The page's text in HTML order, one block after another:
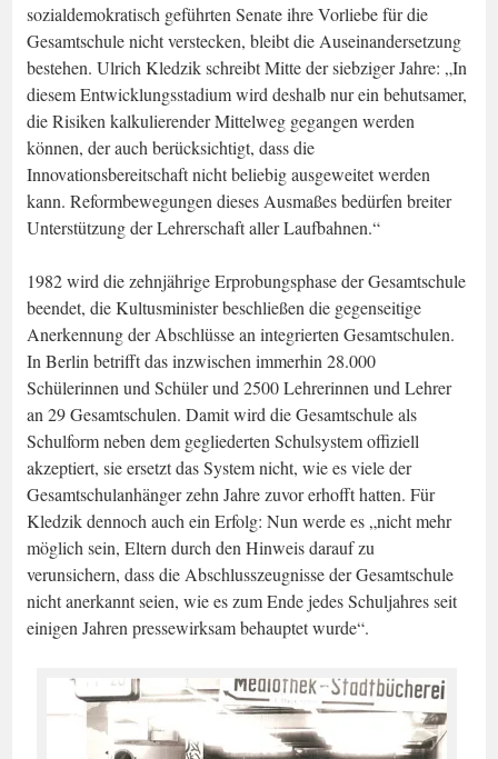
sozialdemokratisch geführten Senate ihre Vorliebe für die
Gesamtschule nicht verstecken, bleibt die Auseinandersetzung
bestehen. Ulrich Kledzik schreibt Mitte der siebziger Jahre: „In
diesem Entwicklungsstadium wird deshalb nur ein behutsamer,
die Risiken kalkulierender Mittelweg gegangen werden
können, der auch berücksichtigt, dass die
Innovationsbereitschaft nicht beliebig ausgeweitet werden
kann. Reformbewegungen dieses Ausmaßes bedürfen breiter
Unterstützung der Lehrerschaft aller Laufbahnen.“
1982 wird die zehnjährige Erprobungsphase der Gesamtschule
beendet, die Kultusminister beschließen die gegenseitige
Anerkennung der Abschlüsse an integrierten Gesamtschulen.
In Berlin betrifft das inzwischen immerhin 28.000
Schülerinnen und Schüler und 2500 Lehrerinnen und Lehrer
an 29 Gesamtschulen. Damit wird die Gesamtschule als
Schulform neben dem gegliederten Schulsystem offiziell
akzeptiert, sie ersetzt das System nicht, wie es viele der
Gesamtschulanhänger zehn Jahre zuvor erhofft hatten. Für
Kledzik dennoch auch ein Erfolg: Nun werde es „nicht mehr
möglich sein, Eltern durch den Hinweis darauf zu
verunsichern, dass die Abschlusszeugnisse der Gesamtschule
nicht anerkannt seien, wie es zum Ende jedes Schuljahres seit
einigen Jahren pressewirksam behauptet wurde“.